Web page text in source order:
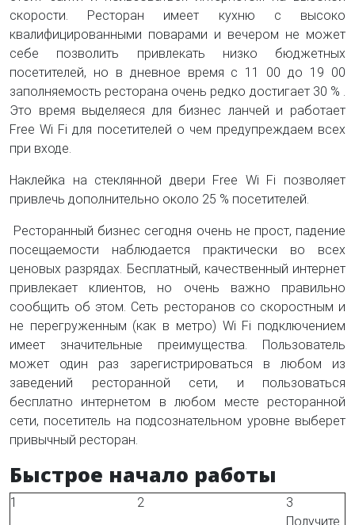
скорости. Ресторан имеет кухню с высоко
квалифицированными поварами и вечером не может
себе позволить привлекать низко бюджетных
посетителей, но в дневное время с 11 00 до 19 00
заполняемость ресторана очень редко достигает 30 % .
Это время выделяеся для бизнес ланчей и работает
Free Wi Fi для посетителей о чем предупреждаем всех
при входе.
Наклейка на стеклянной двери Free Wi Fi позволяет
привлечь дополнительно около 25 % посетителей.
Ресторанный бизнес сегодня очень не прост, падение
посещаемости наблюдается практически во всех
ценовых разрядах. Бесплатный, качественный интернет
привлекает клиентов, но очень важно правильно
сообщить об этом. Сеть ресторанов со скоростным и
не перегруженным (как в метро) Wi Fi подключением
имеет значительные преимущества. Пользователь
может один раз зарегистрироваться в любом из
заведений ресторанной сети, и пользоваться
бесплатно интернетом в любом месте ресторанной
сети, посетитель на подсознательном уровне выберет
привычный ресторан.
Быстрое начало работы
1 2 3
Получите